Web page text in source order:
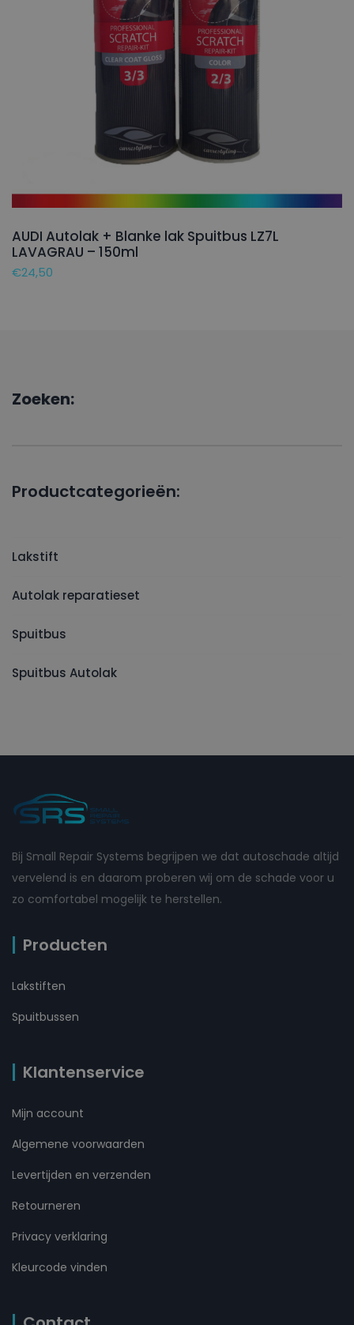
AUDI Autolak + Blanke lak Spuitbus LZ7L
LAVAGRAU – 150ml
€24,50
Zoeken:
Productcategorieën:
Lakstift
Autolak reparatieset
Spuitbus
Spuitbus Autolak
Bij Small Repair Systems begrijpen we dat autoschade altijd
vervelend is en daarom proberen wij om de schade voor u
zo comfortabel mogelijk te herstellen.
Producten
Lakstiften
Spuitbussen
Klantenservice
Mijn account
Algemene voorwaarden
Levertijden en verzenden
Retourneren
Privacy verklaring
Kleurcode vinden